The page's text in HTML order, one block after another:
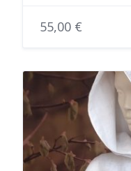
55,00 €